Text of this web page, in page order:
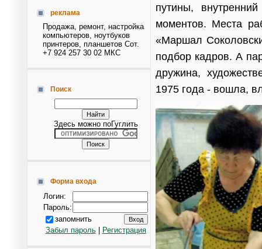
реклама
Продажа, ремонт, настройка
компьютеров, ноутбуков
принтеров, планшетов Сот.
+7 924 257 30 02 МКС
Поиск
Здесь можно поГуглить
Форма входа
Логин:
Пароль:
запомнить
Забыл пароль| Регистрация
путины,
моментов. Места
«Маршал
подбор кадров. А
дружина,
1975 года - вошла,